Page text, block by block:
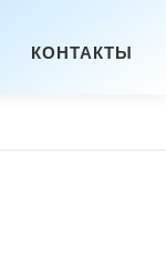
КОНТАКТЫ